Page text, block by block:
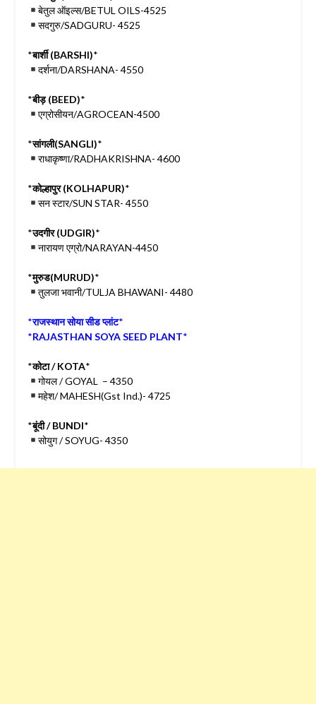
बेतुल ऑइल्स/BETUL OILS-4525
सदगुरु/SADGURU- 4525
*बार्शी (BARSHI)*
दर्शना/DARSHANA- 4550
*बीड़ (BEED)*
एग्रोसीयन/AGROCEAN-4500
*सांगली(SANGLI)*
राधाकृष्णा/RADHAKRISHNA- 4600
*कोल्हापुर (KOLHAPUR)*
सन स्टार/SUN STAR- 4550
*उदगीर (UDGIR)*
नारायण एग्रो/NARAYAN-4450
*मुरुड(MURUD)*
तुलजा भवानी/TULJA BHAWANI- 4480
*राजस्थान सोया सीड प्लांट*
*RAJASTHAN SOYA SEED PLANT*
*कोटा / KOTA*
गोयल / GOYAL – 4350
महेश/ MAHESH(Gst Ind.)- 4725
*बूंदी / BUNDI*
सोयुग / SOYUG- 4350